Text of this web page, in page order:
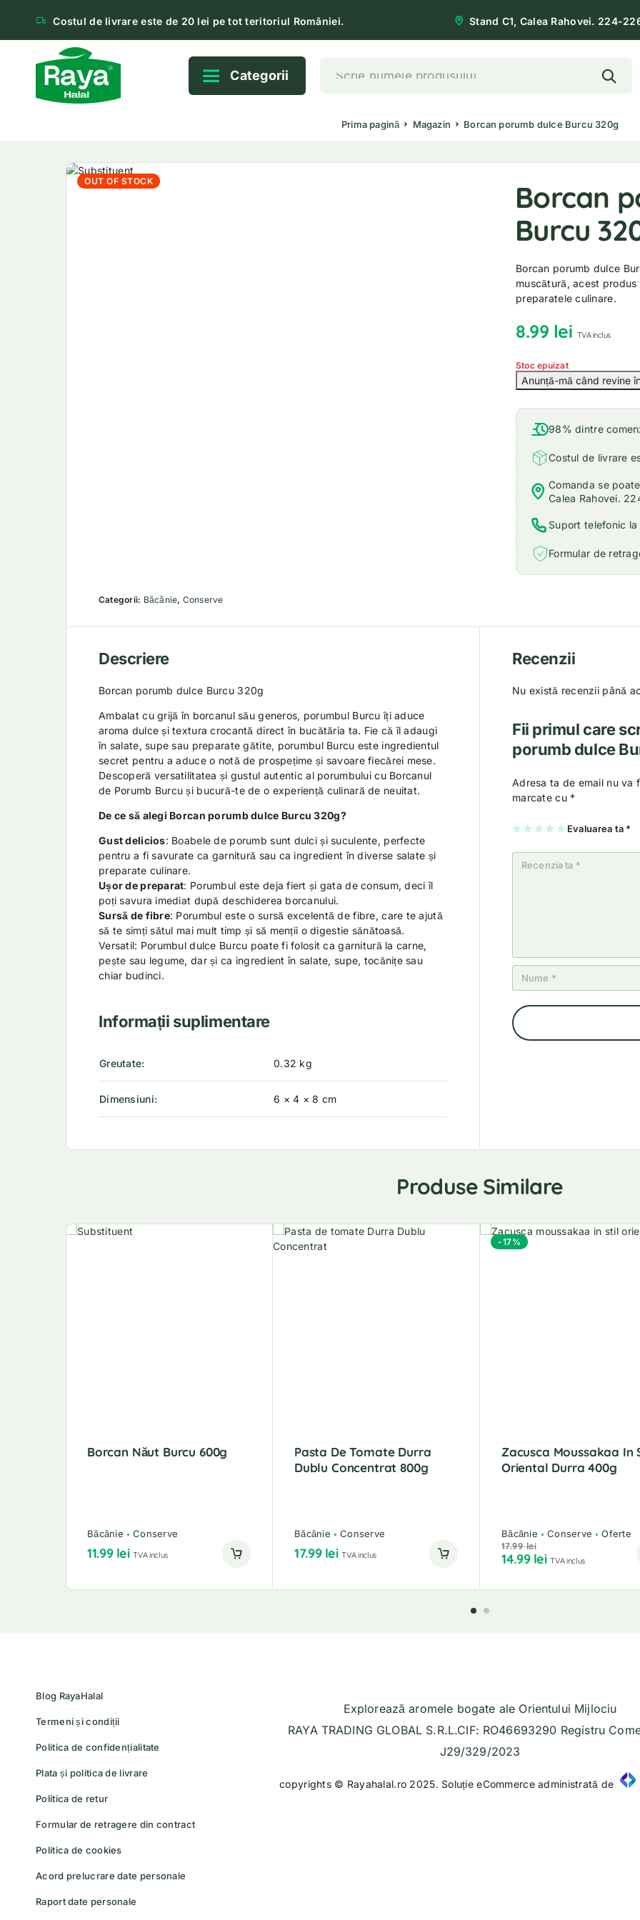
Costul de livrare este de 20 lei pe tot teritoriul României. Stand C1, Calea Rahovei. 224-
Categorii
Prima pagină Magazin Borcan porumb dulce Burcu 320g
OUT OF STOCK
Categorii: Băcănie, Conserve
Borcan
Burcu
Borcan porumb dulce
muscătură, acest
preparatele culinare.
8.99 lei TVA inclus
Stoc epuizat
98% dintre
Costul de livrare
Comanda se
Calea Rahovei.
Suport telefonic
Formular de
Descriere
Borcan porumb dulce Burcu 320g
Ambalat cu grijă în borcanul său generos, porumbul Burcu îți aduce
aroma dulce și textura crocantă direct în bucătăria ta. Fie că îl adaugi
în salate, supe sau preparate gătite, porumbul Burcu este ingredientul
secret pentru a aduce o notă de prospețime și savoare fiecărei mese.
Descoperă versatilitatea și gustul autentic al porumbului cu Borcanul
de Porumb Burcu și bucură-te de o experiență culinară de neuitat.
De ce să alegi Borcan porumb dulce Burcu 320g?
Gust delicios: Boabele de porumb sunt dulci și suculente, perfecte
pentru a fi savurate ca garnitură sau ca ingredient în diverse salate și
preparate culinare.
Ușor de preparat: Porumbul este deja fiert și gata de consum, deci îl
poți savura imediat după deschiderea borcanului.
Sursă de fibre: Porumbul este o sursă excelentă de fibre, care te ajută
să te simți sătul mai mult timp și să menții o digestie sănătoasă.
Versatil: Porumbul dulce Burcu poate fi folosit ca garnitură la carne,
pește sau legume, dar și ca ingredient în salate, supe, tocănițe sau
chiar budinci.
Informații suplimentare
Greutate 0.32 kg
Dimensiuni 6 × 4 × 8 cm
Recenzii
Nu există recenzii până
Fii primul care
porumb dulce
Adresa ta de email nu va
marcate cu *
Evaluarea ta *
U
n
2
5
st
el
3
5
st
el
4
5
st
el
5
5
st
el
Produse Similare
Borcan Năut Burcu 600g
Băcănie Conserve
11.99 lei TVA inclus
Pasta De Tomate Durra
Dublu Concentrat 800g
Băcănie Conserve
17.99 lei TVA inclus
-17%
Zacusca Moussakaa In
Oriental Durra 400g
Băcănie Conserve
Oferte
17.99lei
14.99 lei TVA inclus
Blog RayaHalal
Termeni și condiții
Politica de confidențialitate
Plata și politica de livrare
Politica de retur
Formular de retragere din contract
Politica de cookies
Acord prelucrare date personale
Raport date personale
Explorează aromele bogate ale Orientului Mijlociu
RAYA TRADING GLOBAL S.R.L.CIF: RO46693290 Registru
J29/329/2023
copyrights © Rayahalal.ro 2025. Soluție eCommerce administrată de